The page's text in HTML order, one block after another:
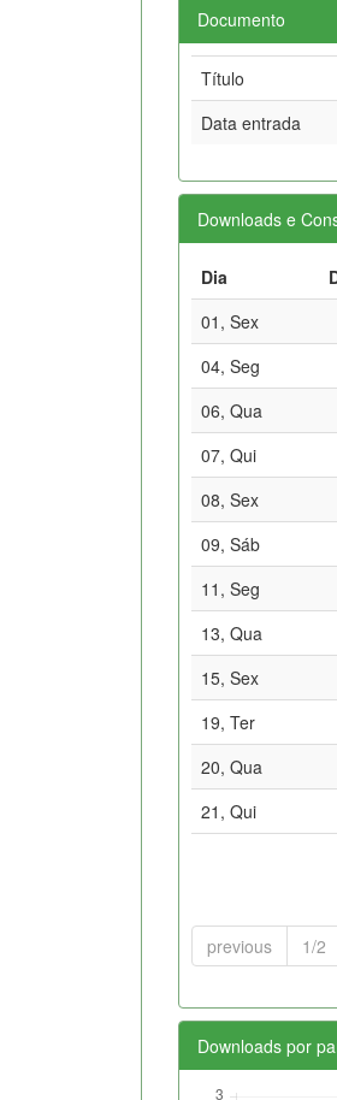
Documento
Título
Data entrada
Downloads e
Dia
01, Sex
04, Seg
06, Qua
07, Qui
08, Sex
09, Sáb
11, Seg
13, Qua
15, Sex
19, Ter
20, Qua
21, Qui
previous 1/2
Downloads por